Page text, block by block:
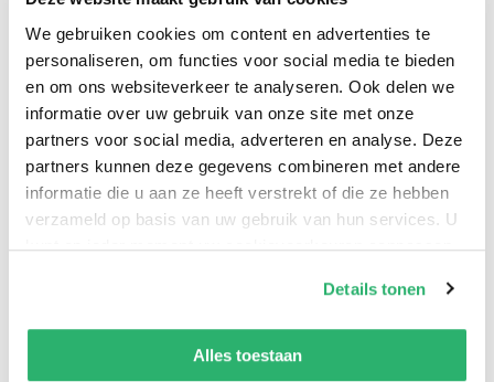
We gebruiken cookies om content en advertenties te
personaliseren, om functies voor social media te bieden
en om ons websiteverkeer te analyseren. Ook delen we
informatie over uw gebruik van onze site met onze
partners voor social media, adverteren en analyse. Deze
partners kunnen deze gegevens combineren met andere
informatie die u aan ze heeft verstrekt of die ze hebben
verzameld op basis van uw gebruik van hun services. U
kunt op ieder moment uw cookievoorkeuren aanpassen
We werken samen met42 derdendie uw gegevens
kunnen ontvangen en verwerken.
Details tonen
Alles toestaan
rechte lijn, maar een reis van kleine stappen. En elke
stap die je zet, is waardevol. Elke ademhaling die je
neemt, brengt je dichter bij jezelf. Vertrouw op de
tijd, op je innerlijke wijsheid, en op de liefde die in jou
leeft. Dank je wel voor het delen van deze reis met
mij. Moge je altijd herinneren dat je goed genoeg
bent, precies zoals je bent. Open, ondanks alles